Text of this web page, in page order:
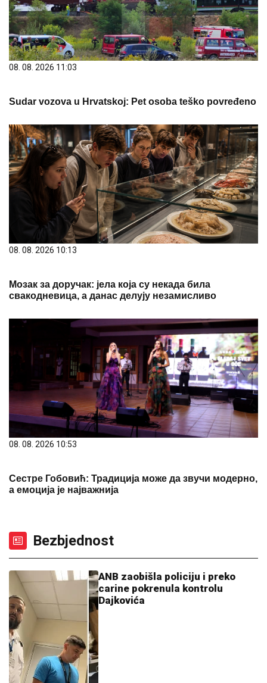
08. 08. 2026 11:03
Sudar vozova u Hrvatskoj: Pet osoba teško povređeno
08. 08. 2026 10:13
Мозак за доручак: јела која су некада била
свакодневица, а данас делују незамисливо
08. 08. 2026 10:53
Сестре Гобовић: Традиција може да звучи модерно,
а емоција је најважнија
Bezbjednost
ANB zaobišla policiju i preko
carine pokrenula kontrolu
Dajkovića